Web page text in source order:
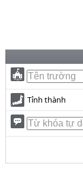
Tỉnh thành